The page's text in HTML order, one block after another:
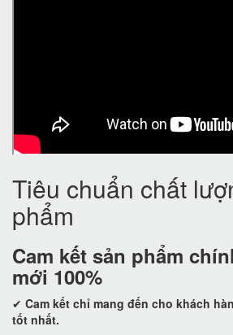
Tiêu chuẩn chất
phẩm
Cam kết sản phẩm
mới 100%
✔ Cam kết chỉ mang đến cho khách
tốt nhất.